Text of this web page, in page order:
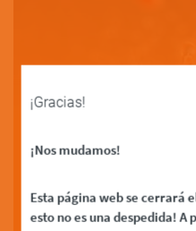
¡Gracias!
¡Nos mudamos!
Esta página web se cerrará
esto no es una despedida!